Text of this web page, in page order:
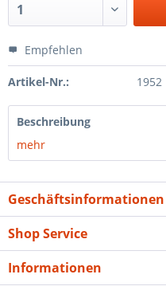
Empfehlen
Artikel-Nr.: 1952
Beschreibung
mehr
Geschäftsinformationen
Shop Service
Informationen